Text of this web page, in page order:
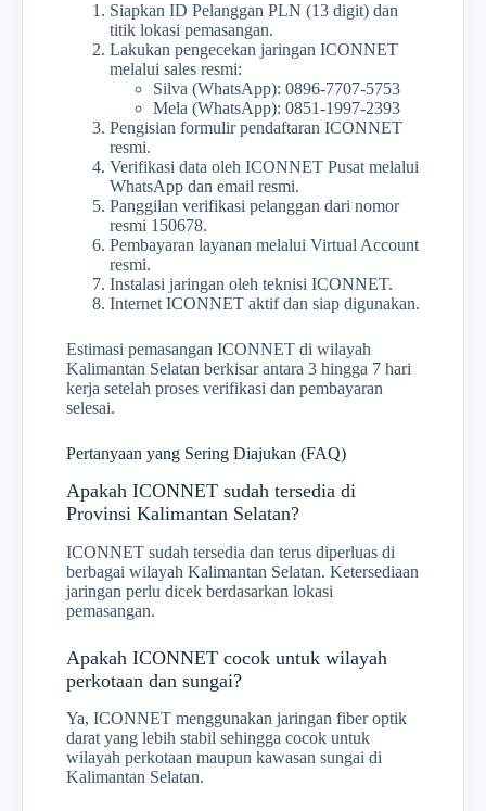
Siapkan ID Pelanggan PLN (13 digit) dan
titik lokasi pemasangan.
Lakukan pengecekan jaringan ICONNET
melalui sales resmi:
Silva (WhatsApp): 0896-7707-5753
Mela (WhatsApp): 0851-1997-2393
Pengisian formulir pendaftaran ICONNET
resmi.
Verifikasi data oleh ICONNET Pusat melalui
WhatsApp dan email resmi.
Panggilan verifikasi pelanggan dari nomor
resmi 150678.
Pembayaran layanan melalui Virtual Account
resmi.
Instalasi jaringan oleh teknisi ICONNET.
Internet ICONNET aktif dan siap digunakan.
Estimasi pemasangan ICONNET di wilayah
Kalimantan Selatan berkisar antara 3 hingga 7 hari
kerja setelah proses verifikasi dan pembayaran
selesai.
Pertanyaan yang Sering Diajukan (FAQ)
Apakah ICONNET sudah tersedia di
Provinsi Kalimantan Selatan?
ICONNET sudah tersedia dan terus diperluas di
berbagai wilayah Kalimantan Selatan. Ketersediaan
jaringan perlu dicek berdasarkan lokasi
pemasangan.
Apakah ICONNET cocok untuk wilayah
perkotaan dan sungai?
Ya, ICONNET menggunakan jaringan fiber optik
darat yang lebih stabil sehingga cocok untuk
wilayah perkotaan maupun kawasan sungai di
Kalimantan Selatan.